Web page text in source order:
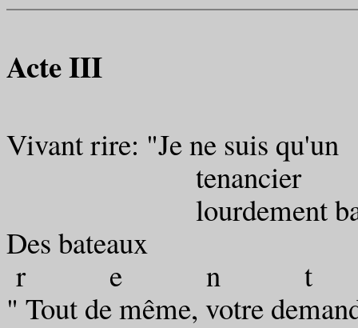
Acte III
Vivant rire: "Je ne suis qu'un
tenancier
lourdement
Des bateaux
r e n t
" Tout de même, votre